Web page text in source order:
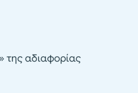
της αδιαφορίας